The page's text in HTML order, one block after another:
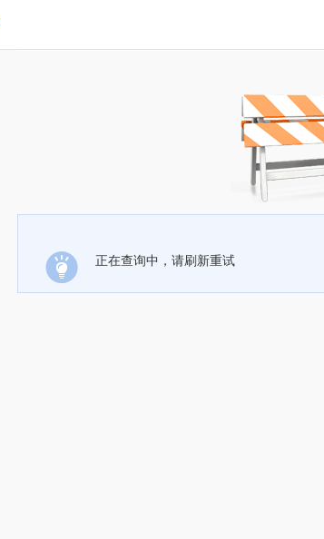
正在查询中，请刷新重试